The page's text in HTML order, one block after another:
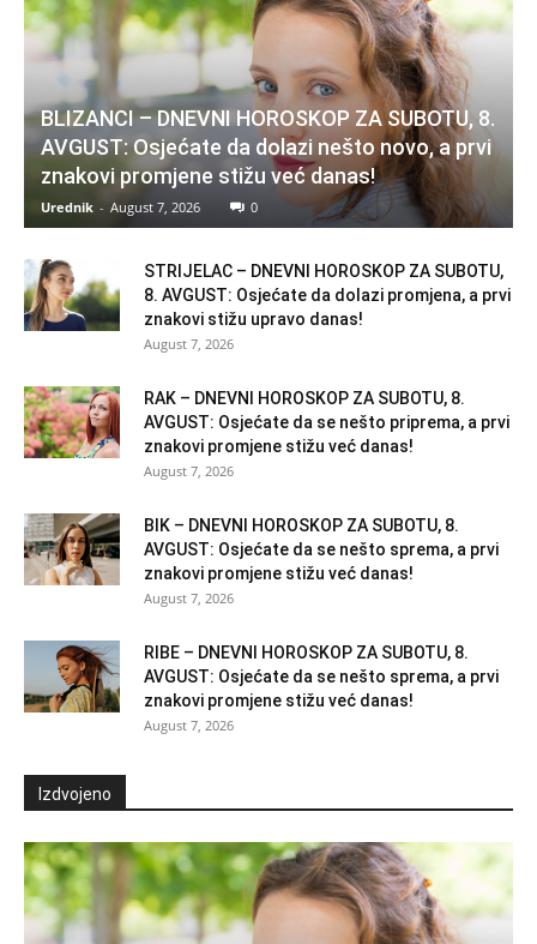
BLIZANCI – DNEVNI HOROSKOP ZA SUBOTU, 8.
AVGUST: Osjećate da dolazi nešto novo, a prvi
znakovi promjene stižu već danas!
Urednik - August 7, 2026 0
STRIJELAC – DNEVNI HOROSKOP ZA SUBOTU,
8. AVGUST: Osjećate da dolazi promjena, a prvi
znakovi stižu upravo danas!
August 7, 2026
RAK – DNEVNI HOROSKOP ZA SUBOTU, 8.
AVGUST: Osjećate da se nešto priprema, a prvi
znakovi promjene stižu već danas!
August 7, 2026
BIK – DNEVNI HOROSKOP ZA SUBOTU, 8.
AVGUST: Osjećate da se nešto sprema, a prvi
znakovi promjene stižu već danas!
August 7, 2026
RIBE – DNEVNI HOROSKOP ZA SUBOTU, 8.
AVGUST: Osjećate da se nešto sprema, a prvi
znakovi promjene stižu već danas!
August 7, 2026
Izdvojeno